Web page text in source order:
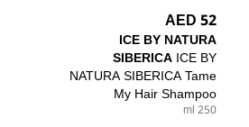
52 AED
ICE BY NATURA
SIBERICAICE BY
NATURA SIBERICA Tame
My Hair Shampoo
250 ml